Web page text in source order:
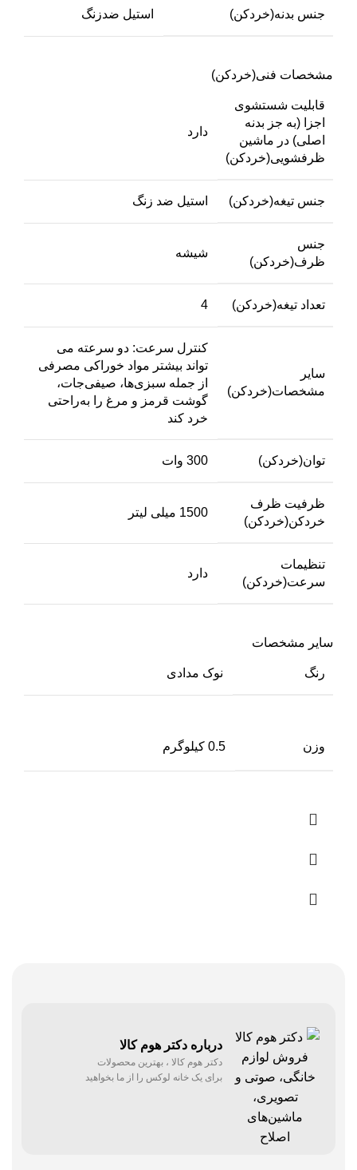
جنس بدنه(خردکن) استیل ضدزنگ
مشخصات فنی(خردکن)
قابلیت شستشوی
اجزا (به جز بدنه
اصلی) در ماشین
ظرفشویی(خردکن)
دارد
جنس تیغه(خردکن) استیل ضد زنگ
جنس
ظرف(خردکن)
شیشه
تعداد تیغه(خردکن) 4
سایر
مشخصات(خردکن)
کنترل سرعت: دو سرعته می
تواند بیشتر مواد خوراکی مصرفی
از جمله سبزی‌ها، صیفی‌جات،
گوشت قرمز و مرغ را به‌راحتی
خرد کند
توان(خردکن) 300 وات
ظرفیت ظرف
خردکن(خردکن)
1500 میلی لیتر
تنظیمات
سرعت(خردکن)
دارد
سایر مشخصات
رنگ نوک مدادی
وزن 0.5 کیلوگرم
درباره دکتر هوم کالا
دکتر هوم کالا ، بهترین محصولات
برای یک خانه لوکس را از ما بخواهید